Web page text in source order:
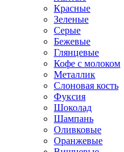
Красные
Зеленые
Серые
Бежевые
Глянцевые
Кофе с молоком
Металлик
Слоновая кость
Фуксия
Шоколад
Шампань
Оливковые
Оранжевые